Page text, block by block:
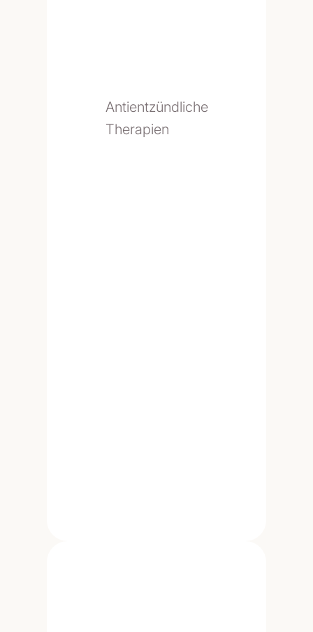
Antientzündliche
Therapien